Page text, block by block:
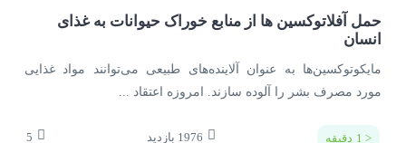
حمل آفلاتوکسین ها از منابع خوراک حیوانات به غذای
انسان
مایكوتوكسین‌­ها به عنوان آلاینده‌­های طبیعی می‌­توانند مواد غذایی
مورد مصرف بشر را آلوده سازند. امروزه اعتقاد ...
< 1 دقیقه 1976 بازدید 5